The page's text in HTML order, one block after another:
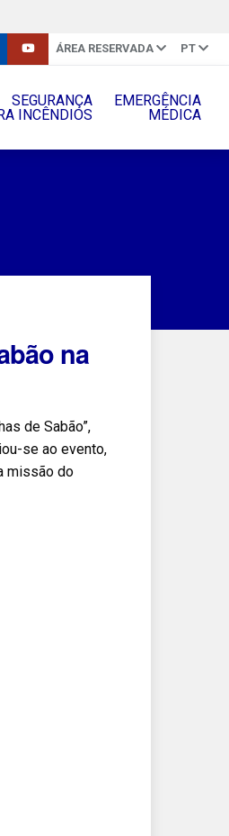
ÁREA RESERVADA PT
SEGURANÇA
INCÊNDIOS
EMERGÊNCIA
MÉDICA
na
de Sabão”,
se ao evento,
missão do